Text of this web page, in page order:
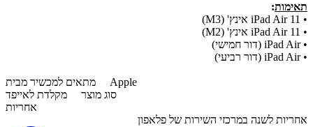
תאימות:
• iPad Air 11 אינץ' (M3)
• iPad Air 11 אינץ' (M2)
• iPad Air (דור חמישי)
• iPad Air (דור רביעי)
מתאים למכשיר מבית Apple
סוג מוצר מקלדת לאייפד
אחריות
אחריות לשנה במרכזי השירות של פלאפון